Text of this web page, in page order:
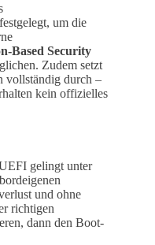
um die
Based Security
Zudem setzt
vollständig durch –
kein offizielles
gelingt unter
und ohne
richtigen
dann den Boot-